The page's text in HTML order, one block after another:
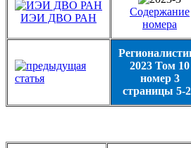
ИЭИ ДВО РАН
Содержание
номера
2023 Том 10
номер 3
страницы 5-